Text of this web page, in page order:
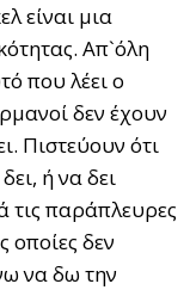
είναι μια
Απ`όλη
που λέει ο
δεν έχουν
Πιστεύουν ότι
ή να δει
τις παράπλευρες
οποίες δεν
να δω την